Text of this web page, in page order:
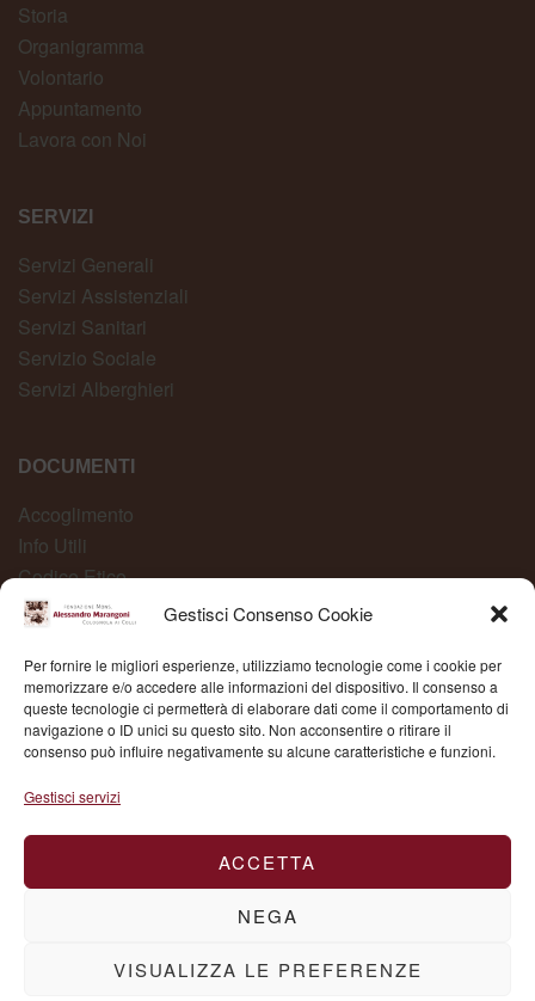
Gestisci Consenso Cookie
Per fornire le migliori esperienze, utilizziamo tecnologie come i cookie per
memorizzare e/o accedere alle informazioni del dispositivo. Il consenso a
queste tecnologie ci permetterà di elaborare dati come il comportamento di
navigazione o ID unici su questo sito. Non acconsentire o ritirare il
consenso può influire negativamente su alcune caratteristiche e funzioni.
Gestisci servizi
ACCETTA
NEGA
VISUALIZZA LE PREFERENZE
Storia
Organigramma
Volontario
Appuntamento
Lavora con Noi
SERVIZI
Servizi Generali
Servizi Assistenziali
Servizi Sanitari
Servizio Sociale
Servizi Alberghieri
DOCUMENTI
Accoglimento
Info Utili
Codice Etico
Carta dei Servizi
Whistleblowing
Fond. Mons. Alessandro Marangoni © 2025 | P.IVA